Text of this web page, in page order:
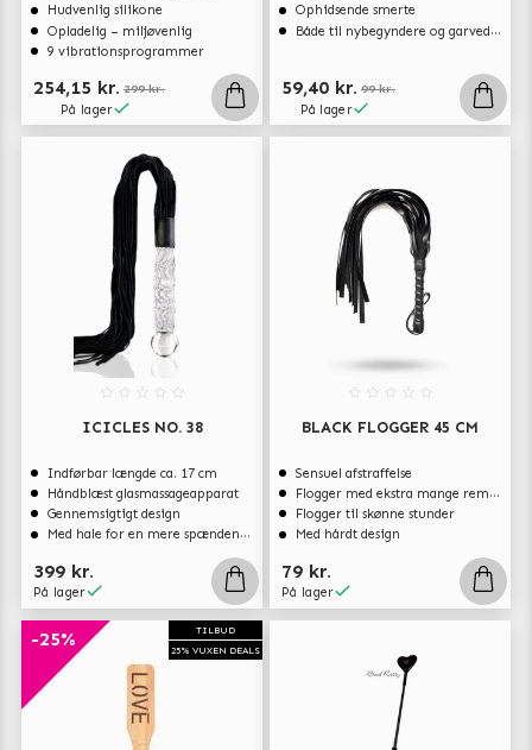
Hudvenlig silikone
Opladelig – miljøvenlig
9 vibrationsprogrammer
254,15 kr. 299 kr.
På lager
Ophidsende smerte
Både til nybegyndere og garvede eksperter
59,40 kr. 99 kr.
På lager
ICICLES NO. 38
Indførbar længde ca. 17 cm
Håndblæst glasmassageapparat
Gennemsigtigt design
Med hale for en mere spændene sexleg
399 kr.
På lager
BLACK FLOGGER 45 CM
Sensuel afstraffelse
Flogger med ekstra mange remme
Flogger til skønne stunder
Med hårdt design
79 kr.
På lager
TILBUD
25% VUXEN DEALS
-25%